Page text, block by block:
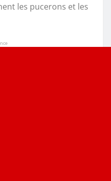
les pucerons et les